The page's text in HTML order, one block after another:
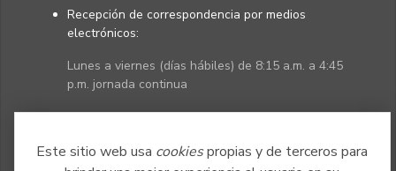
Este sitio web usa cookiespropias y de terceros para
Recepción de correspondencia por medios
electrónicos:
Lunes a viernes (días hábiles) de 8:15 a.m. a 4:45
p.m. jornada continua